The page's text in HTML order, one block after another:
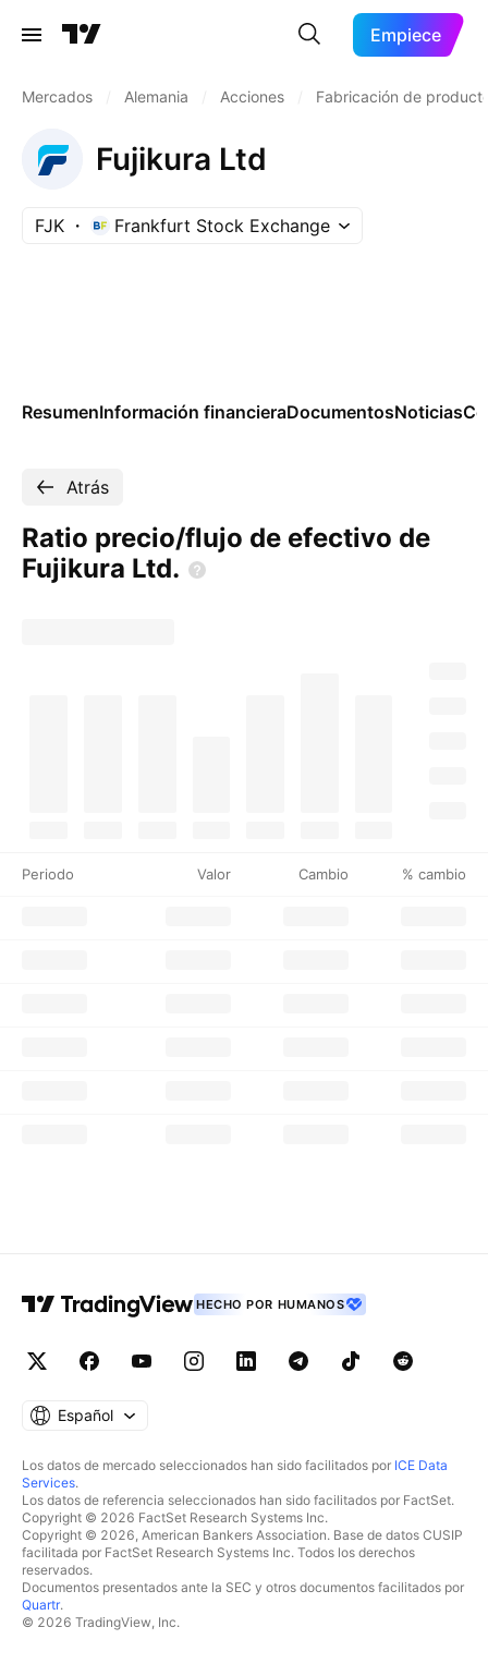
Empiece
Mercados Alemania Acciones Fabricación de
Fujikura Ltd
FJK Frankfurt Stock Exchange
ResumenInformación financieraDocumentosNoticias
Atrás
Ratio precio/flujo de efectivo de
Fujikura Ltd.
Periodo Valor Cambio % cambio
HECHO POR HUMANOS
Español
Los datos de mercado seleccionados han sido facilitados por ICE Data
Services.
Los datos de referencia seleccionados han sido facilitados por FactSet.
Copyright © 2026 FactSet Research Systems Inc.
Copyright © 2026, American Bankers Association. Base de datos CUSIP
facilitada por FactSet Research Systems Inc. Todos los derechos
reservados.
Documentos presentados ante la SEC y otros documentos facilitados por
Quartr.
© 2026 TradingView, Inc.